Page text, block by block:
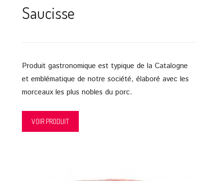
Saucisse
Produit gastronomique est typique de la Catalogne
et emblématique de notre société, élaboré avec les
morceaux les plus nobles du porc.
VOIR PRODUIT